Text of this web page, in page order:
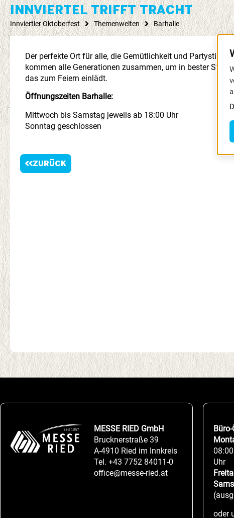
INNVIERTEL TRIFFT TRACHT
Innviertler Oktoberfest Themenwelten Barhalle
Der perfekte Ort für alle, die Gemütlichkeit und
kommen alle Generationen zusammen, um in bester
das zum Feiern einlädt.
Öffnungszeiten Barhalle:
Mittwoch bis Samstag jeweils ab 18:00 Uhr
Sonntag geschlossen
ZURÜCK
MESSE RIED GmbH
Brucknerstraße 39
A-4910 Ried im Innkreis
Tel. +43 7752 84011-0
office@messe-ried.at
Uhr
oder